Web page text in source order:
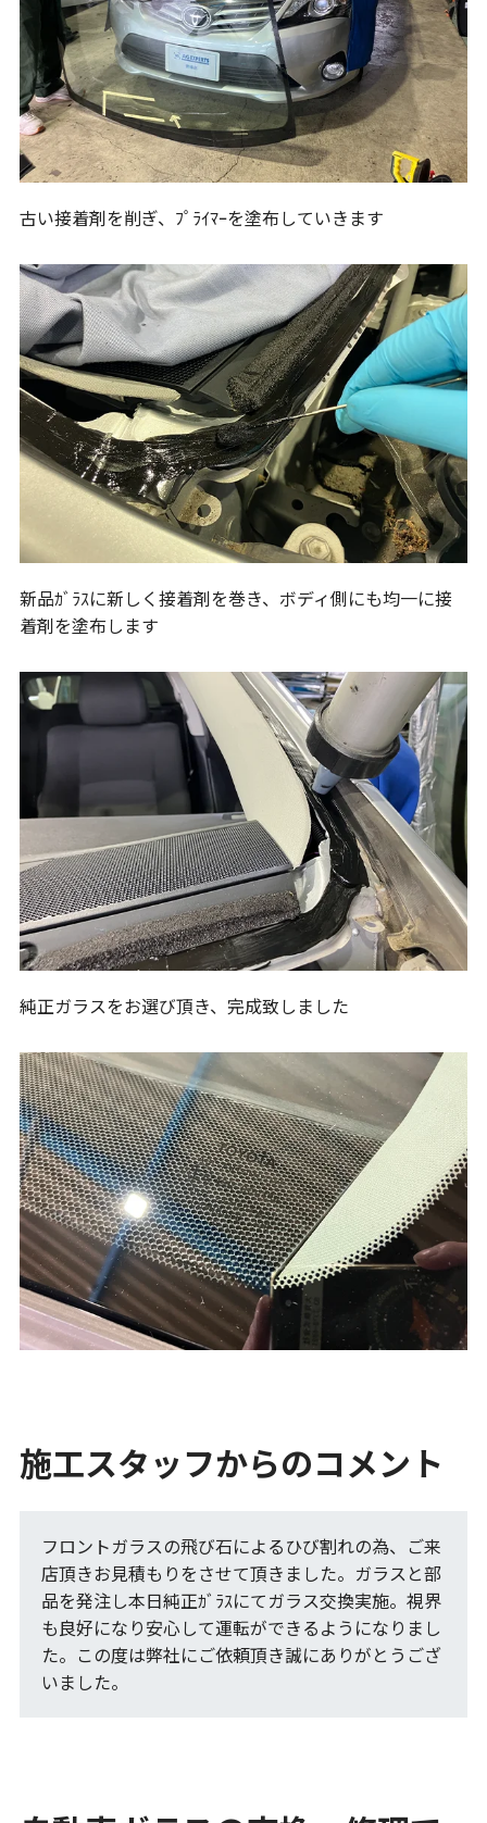
古い接着剤を削ぎ、ﾌﾟﾗｲﾏｰを塗布していきます
新品ｶﾞﾗｽに新しく接着剤を巻き、ボディ側にも均一に接
着剤を塗布します
純正ガラスをお選び頂き、完成致しました
施工スタッフからのコメント
フロントガラスの飛び石によるひび割れの為、ご来
店頂きお見積もりをさせて頂きました。ガラスと部
品を発注し本日純正ｶﾞﾗｽにてガラス交換実施。視界
も良好になり安心して運転ができるようになりまし
た。この度は弊社にご依頼頂き誠にありがとうござ
いました。